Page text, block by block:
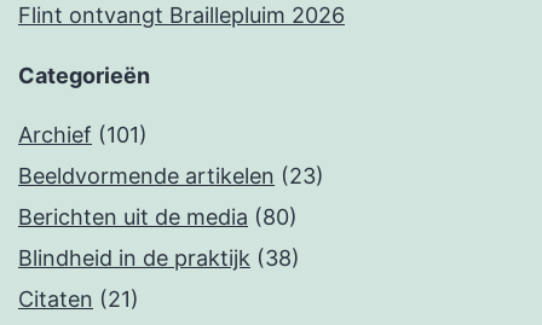
Flint ontvangt Braillepluim 2026
Categorieën
Archief (101)
Beeldvormende artikelen (23)
Berichten uit de media (80)
Blindheid in de praktijk (38)
Citaten (21)